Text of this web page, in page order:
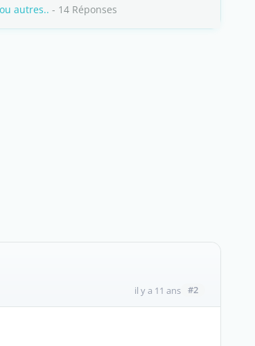
autres.. - 14 Réponses
il y a 11 ans #2